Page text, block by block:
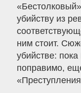
убийству из
ним стоит.
убийстве:
поправимо,